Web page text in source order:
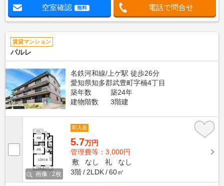
空室確認 無料 電話で問合せ
賃貸マンション
パルレ
名鉄河和線/上ゲ駅 徒歩26分
愛知県知多郡武豊町字楠4丁目
築年数
築24年
建物階数
3階建
画像 : 2枚
即入居
5.7万円
管理費等：3,000円
敷
なし 礼
なし
3階
2LDK 60㎡